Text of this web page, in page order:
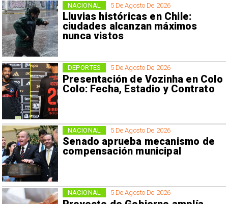
5 De Agosto De 2026
Lluvias históricas en Chile:
ciudades alcanzan máximos
nunca vistos
NACIONAL
5 De Agosto De 2026
Presentación de Vozinha en Colo
Colo: Fecha, Estadio y Contrato
DEPORTES
5 De Agosto De 2026
Senado aprueba mecanismo de
compensación municipal
NACIONAL
5 De Agosto De 2026
NACIONAL